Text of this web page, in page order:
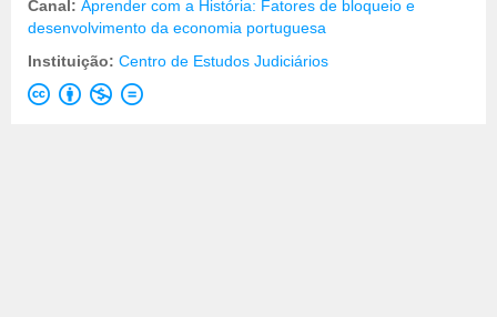
Canal: Aprender com a História: Fatores de bloqueio e
desenvolvimento da economia portuguesa
Instituição: Centro de Estudos Judiciários